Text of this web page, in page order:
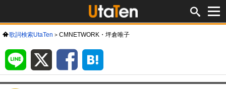
歌詞検索UtaTen CMNETWORK・坪倉唯子
LINE Facebook
ク
ー